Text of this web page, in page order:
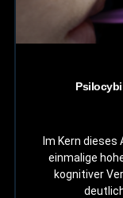
Im Kern
einmalige
kognitiver